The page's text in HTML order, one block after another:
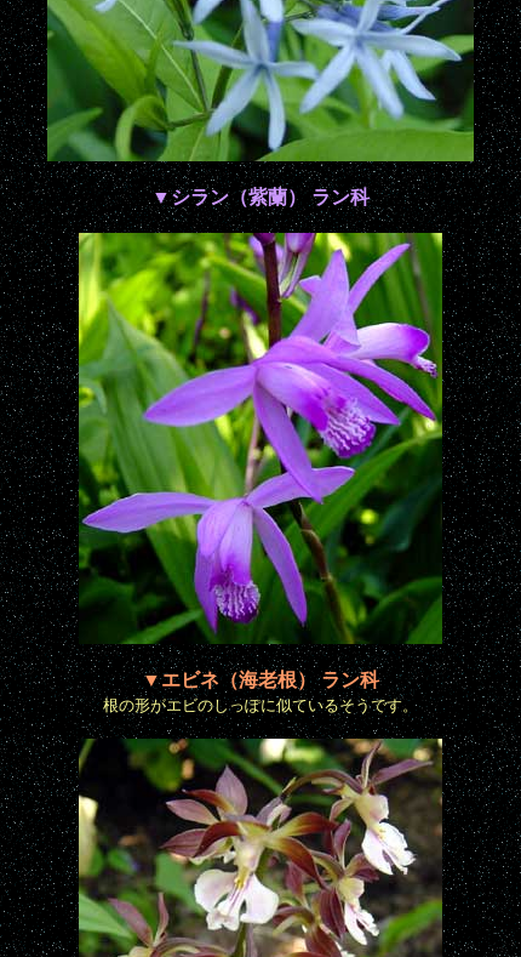
▼シラン（紫蘭） ラン科
▼エビネ（海老根） ラン科
根の形がエビのしっぽに似ているそうです。